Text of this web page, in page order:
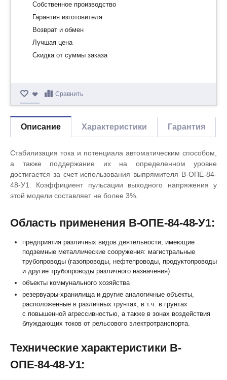
Собственное производство
Гарантия изготовителя
Возврат и обмен
Лучшая цена
Скидка от суммы заказа
Сравнить
Описание Характеристики Гарантия
Стабилизация тока и потенциала автоматическим способом,
а также поддержание их на определенном уровне
достигается за счет использования выпрямителя В-ОПЕ-84-
48-У1. Коэффициент пульсации выходного напряжения у
этой модели составляет не более 3%.
Область применения В-ОПЕ-84-48-У1:
предприятия различных видов деятельности, имеющие
подземные металлические сооружения: магистральные
трубопроводы (газопроводы, нефтепроводы, продуктопроводы
и другие трубопроводы различного назначения)
объекты коммунального хозяйства
резервуары-хранилища и другие аналогичные объекты,
расположенные в различных грунтах, в т.ч. в грунтах
с повышенной агрессивностью, а также в зонах воздействия
блуждающих токов от рельсового электротранспорта.
Технические характеристики В-
ОПЕ-84-48-У1: